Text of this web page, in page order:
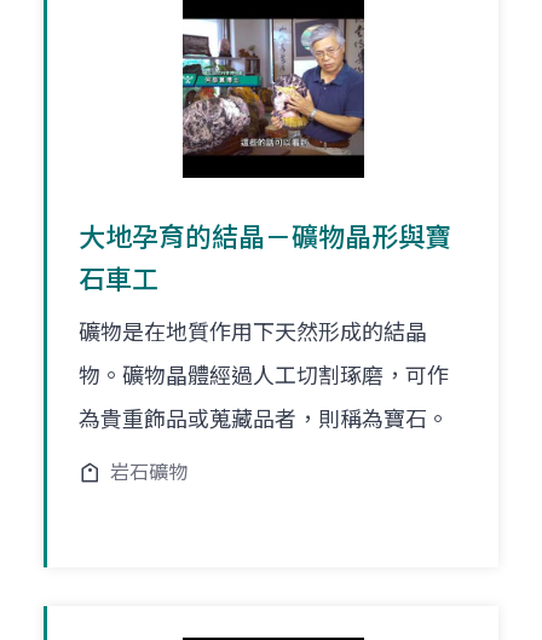
大地孕育的結晶－礦物晶形與寶
石車工
礦物是在地質作用下天然形成的結晶
物。礦物晶體經過人工切割琢磨，可作
為貴重飾品或蒐藏品者，則稱為寶石。
岩石礦物